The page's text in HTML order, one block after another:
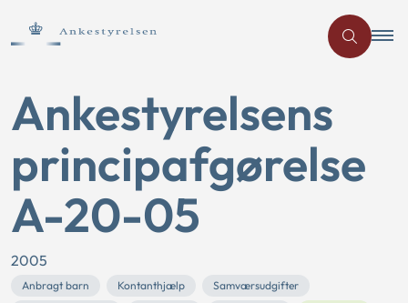
Ankestyrelsens
principafgørelse
A-20-05
2005
Anbragt barn Kontanthjælp
Samværsudgifter